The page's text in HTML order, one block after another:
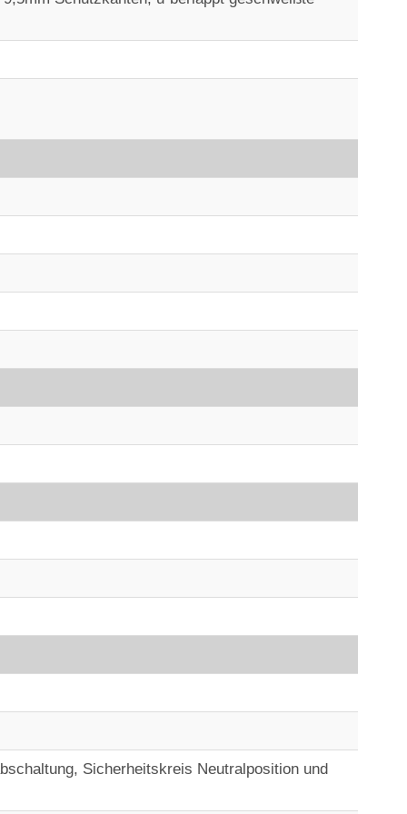
Sicherheitskreis Neutralposition und